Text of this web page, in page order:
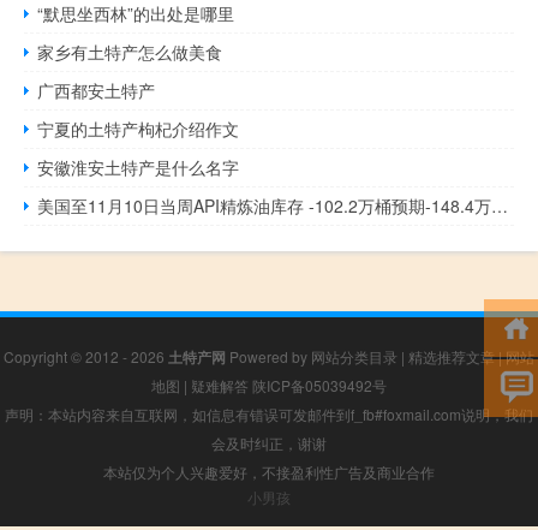
“默思坐西林”的出处是哪里
家乡有土特产怎么做美食
广西都安土特产
宁夏的土特产枸杞介绍作文
安徽淮安土特产是什么名字
美国至11月10日当周API精炼油库存 -102.2万桶预期-148.4万桶前值100万桶
Copyright © 2012 - 2026 土特产网 Powered by 网站分类目录 | 精选推荐文章|网站
地图 | 疑难解答 陕ICP备05039492号
声明：本站内容来自互联网，如信息有错误可发邮件到f_fb#foxmail.com说明，我们
会及时纠正，谢谢
本站仅为个人兴趣爱好，不接盈利性广告及商业合作
小男孩